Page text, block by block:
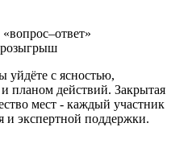
уйдёте с ясностью,
планом действий. Закрытая
мест - каждый участник
и экспертной поддержки.